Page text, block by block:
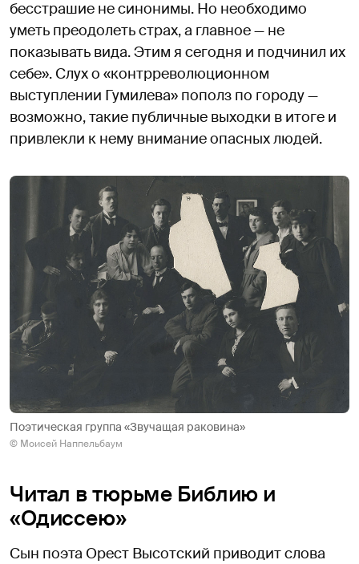
бесстрашие не синонимы. Но необходимо
уметь преодолеть страх, а главное — не
показывать вида. Этим я сегодня и подчинил их
себе». Слух о «контрреволюционном
выступлении Гумилева» пополз по городу —
возможно, такие публичные выходки в итоге и
привлекли к нему внимание опасных людей.
Поэтическая группа «Звучащая раковина»
© Моисей Наппельбаум
Читал в тюрьме Библию и
«Одиссею»
Сын поэта Орест Высотский приводит слова